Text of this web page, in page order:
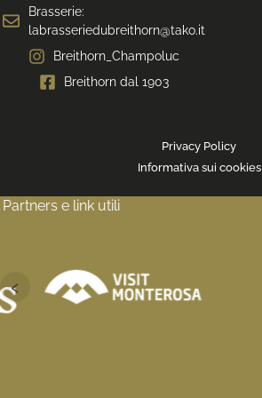
Brasserie:
labrasseriedubreithorn@tako.it
Breithorn_Champoluc
Breithorn dal 1903
Privacy Policy
Informativa sui cookies
Partners e link utili
‹